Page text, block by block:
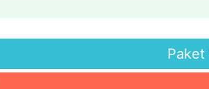
Paket